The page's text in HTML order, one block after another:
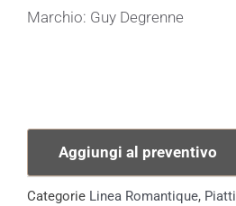
Marchio: Guy Degrenne
Aggiungi al preventivo
Categorie Linea Romantique, Piatti